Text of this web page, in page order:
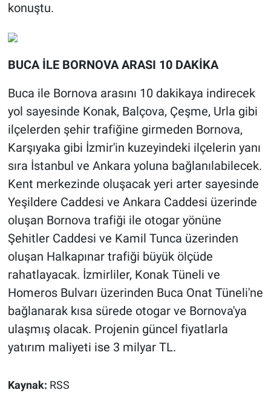
konuştu.
BUCA İLE BORNOVA ARASI 10 DAKİKA
Buca ile Bornova arasını 10 dakikaya indirecek
yol sayesinde Konak, Balçova, Çeşme, Urla gibi
ilçelerden şehir trafiğine girmeden Bornova,
Karşıyaka gibi İzmir'in kuzeyindeki ilçelerin yanı
sıra İstanbul ve Ankara yoluna bağlanılabilecek.
Kent merkezinde oluşacak yeri arter sayesinde
Yeşildere Caddesi ve Ankara Caddesi üzerinde
oluşan Bornova trafiği ile otogar yönüne
Şehitler Caddesi ve Kamil Tunca üzerinden
oluşan Halkapınar trafiği büyük ölçüde
rahatlayacak. İzmirliler, Konak Tüneli ve
Homeros Bulvarı üzerinden Buca Onat Tüneli'ne
bağlanarak kısa sürede otogar ve Bornova'ya
ulaşmış olacak. Projenin güncel fiyatlarla
yatırım maliyeti ise 3 milyar TL.
Kaynak: RSS